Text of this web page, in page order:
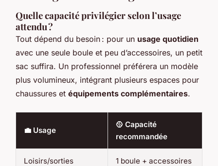
Quelle capacité privilégier selon l’usage
attendu ?
Tout dépend du besoin : pour un usage quotidien
avec une seule boule et peu d’accessoires, un petit
sac suffira. Un professionnel préférera un modèle
plus volumineux, intégrant plusieurs espaces pour
chaussures et équipements complémentaires.
💼 Usage
🥎 Capacité
recommandée
Loisirs/sorties
1 boule + accessoires